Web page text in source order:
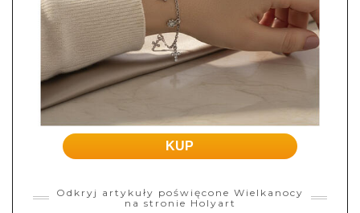
KUP
Odkryj artykuły poświęcone Wielkanocy
na stronie Holyart